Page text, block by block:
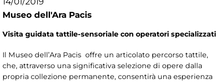
Museo dell'Ara Pacis
Visita guidata tattile-sensoriale con operatori specializzati
Il Museo dell’Ara Pacis offre un articolato percorso tattile,
che, attraverso una significativa selezione di opere dalla
propria collezione permanente, consentirà una esperienza